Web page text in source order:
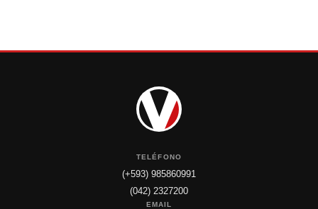
TELÉFONO
(+593) 985860991
(042) 2327200
EMAIL